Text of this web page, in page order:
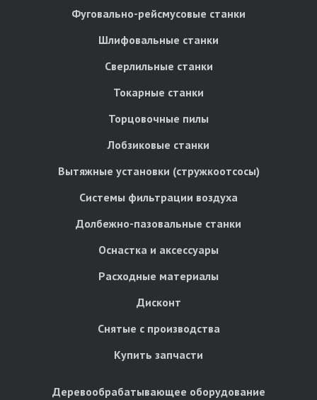
Фуговально-рейсмусовые станки
Шлифовальные станки
Сверлильные станки
Токарные станки
Торцовочные пилы
Лобзиковые станки
Вытяжные установки (стружкоотсосы)
Системы фильтрации воздуха
Долбежно-пазовальные станки
Оснастка и аксессуары
Расходные материалы
Дисконт
Снятые с производства
Купить запчасти
Деревообрабатывающее оборудование